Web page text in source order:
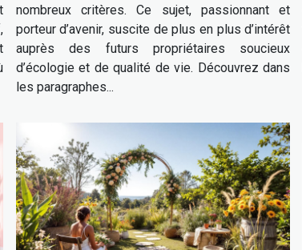
nombreux critères. Ce sujet, passionnant et
porteur d’avenir, suscite de plus en plus d’intérêt
auprès des futurs propriétaires soucieux
d’écologie et de qualité de vie. Découvrez dans
les paragraphes...